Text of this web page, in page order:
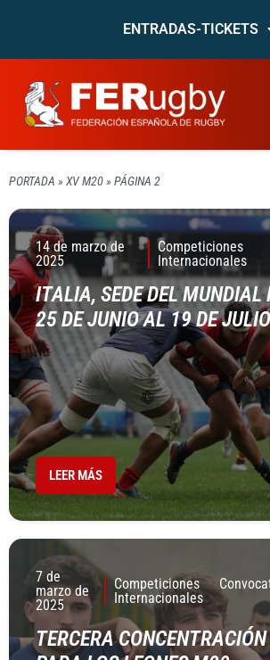
ENTRADAS-TICKETS
PORTADA » XV M20» PÁGINA 2
14 de marzo de
2025
Competiciones
Internacionales
ITALIA, SEDE DEL MUNDIAL
25 DE JUNIO AL 19 DE JULIO
LEER MÁS
7 de
marzo de
2025
Competiciones
Internacionales
TERCERA